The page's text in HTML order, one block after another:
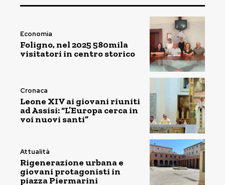
Economia
Foligno, nel 2025 580mila
visitatori in centro storico
Cronaca
Leone XIV ai giovani riuniti
ad Assisi: “L’Europa cerca in
voi nuovi santi”
Attualità
Rigenerazione urbana e
giovani protagonisti in
piazza Piermarini